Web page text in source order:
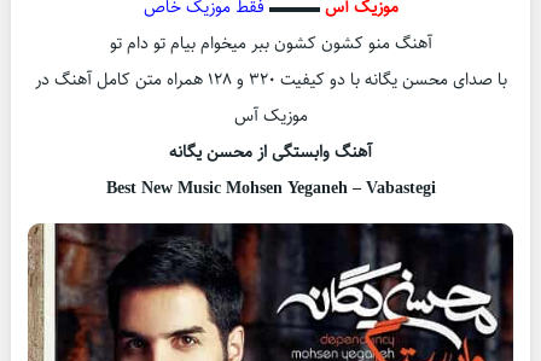
موزیک آس▬▬▬ فقط موزیک خاص
آهنگ منو کشون کشون ببر میخوام بیام تو دام تو
با صدای محسن یگانه با دو کیفیت ۳۲۰ و ۱۲۸ همراه متن کامل آهنگ در
موزیک آس
آهنگ وابستگی از محسن یگانه
Best New Music Mohsen Yeganeh – Vabastegi